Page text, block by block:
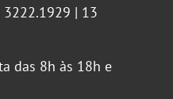
3222.1929 | 13
das 8h às 18h e